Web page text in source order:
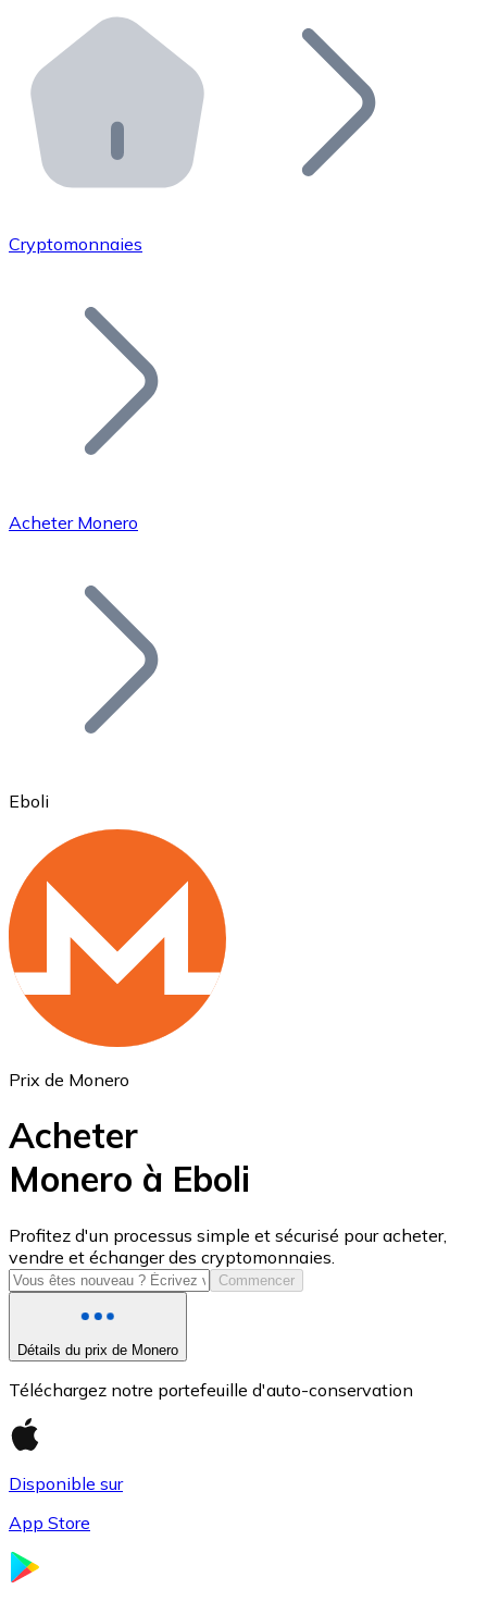
Distributeurs automatiques Bitnovo
Intégrez un ATM Bitnovo dans votre entreprise et
API Bitnovo
Intégrez notre API dans votre écosystème.
Rejoignez notre réseau de distributeurs et
Ajoutez le token de votre projet à notre service
Bitcoin
Ethereum
ETH
USD Coin
USDC
Cryptomonnaies
Acheter Monero
Eboli
Prix de Monero
Acheter
Monero à Eboli
Profitez d'un processus simple et sécurisé pour acheter,
vendre et échanger des cryptomonnaies.
Commencer
Détails du prix de Monero
Téléchargez notre portefeuille d'auto-conservation
Disponible sur
App Store